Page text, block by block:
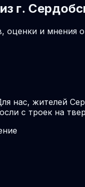
г.
оценки и мнения
нас, жителей
с троек на